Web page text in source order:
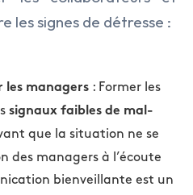
les signes de détresse :
les managers : Former les
signaux faibles de mal-
que la situation ne se
des managers à l’écoute
bienveillante est un